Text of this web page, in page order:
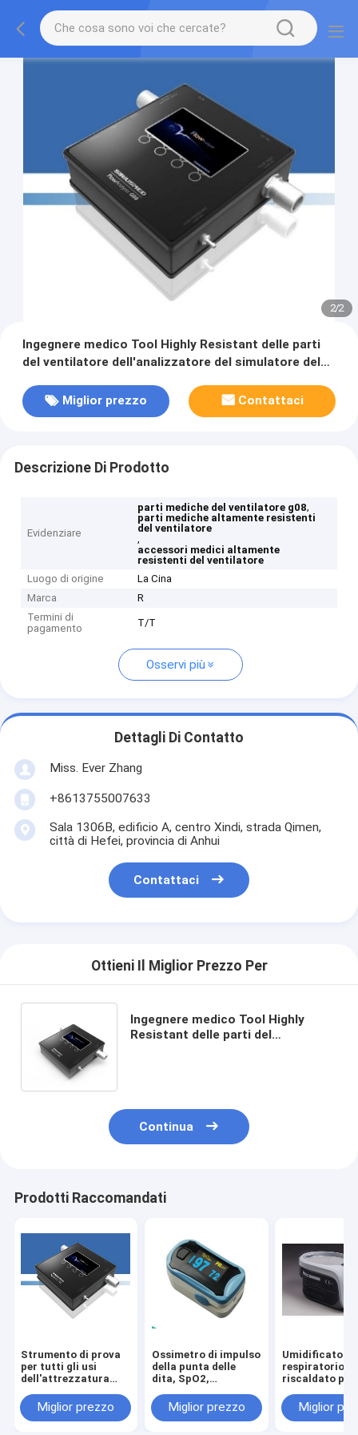
2/2
Ingegnere medico Tool Highly Resistant delle parti
del ventilatore dell'analizzatore del simulatore del
Miglior prezzo
Contattaci
Descrizione Di Prodotto
Evidenziare
parti mediche del ventilatore g08,
parti mediche altamente resistenti
del ventilatore
,
accessori medici altamente
resistenti del ventilatore
Luogo di origine
La Cina
Marca
R
Termini di
pagamento
T/T
Osservi più
Dettagli Di Contatto
Miss. Ever Zhang
+8613755007633
Sala 1306B, edificio A, centro Xindi, strada Qimen,
città di Hefei, provincia di Anhui
Contattaci
Ottieni Il Miglior Prezzo Per
Ingegnere medico Tool Highly
Resistant delle parti del
Continua
Prodotti Raccomandati
Strumento di prova
per tutti gli usi
dell'attrezzatura
dall'analizzatore di
portata del gas G08
Miglior prezzo
Ossimetro di impulso
della punta delle
dita, SpO2,
forma d'onda
Miglior prezzo
Umidificatore
respiratorio
riscaldato per
Miglior